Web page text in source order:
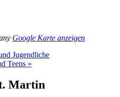
Google Karte anzeigen
Jugendliche
Teens »
Martin